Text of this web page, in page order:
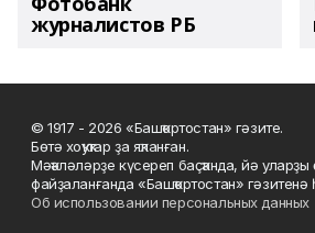
журналистов РБ
© 1917 - 2026 «Башҡортостан» гәзите.
Бөтә хоҡуҡтар ҙа яҡланған.
Мәҡәләләрҙе күсереп баҫҡанда, йә
файҙаланғанда «Башҡортостан» гәзитенә
Об использовании персональных данных